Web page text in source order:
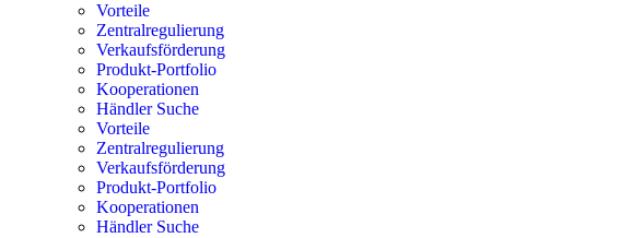
Vorteile
Zentralregulierung
Verkaufsförderung
Produkt-Portfolio
Kooperationen
Händler Suche
Vorteile
Zentralregulierung
Verkaufsförderung
Produkt-Portfolio
Kooperationen
Händler Suche